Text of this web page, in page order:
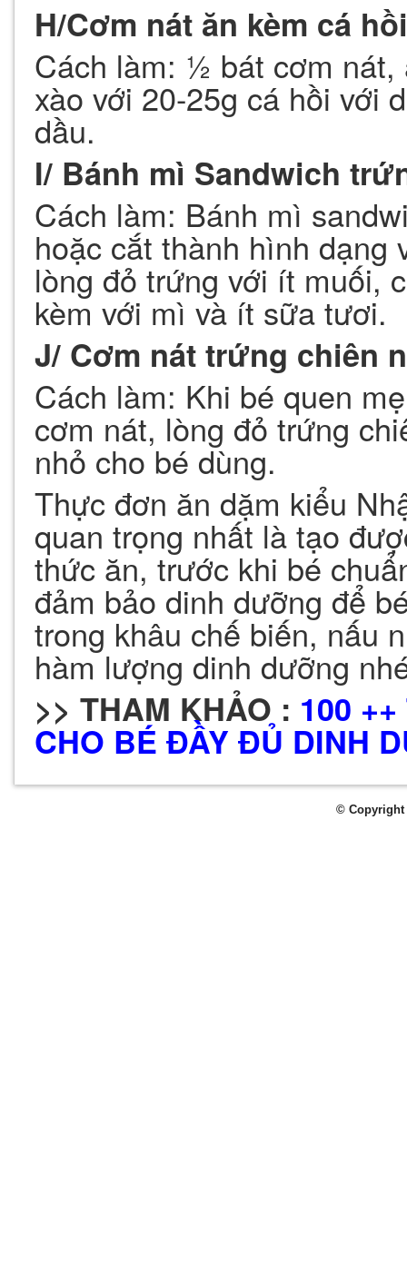
H/Cơm nát ăn kèm cá
Cách làm: ½ bát cơm nát,
xào với 20-25g cá hồi với
dầu.
I/ Bánh mì Sandwich
Cách làm: Bánh mì
hoặc cắt thành hình
lòng đỏ trứng với ít muối,
kèm với mì và ít sữa tươi.
J/ Cơm nát trứng chiên
Cách làm: Khi bé quen
cơm nát, lòng đỏ trứng
nhỏ cho bé dùng.
Thực đơn ăn dặm kiểu
quan trọng nhất là tạo
thức ăn, trước khi bé
đảm bảo dinh dưỡng để
trong khâu chế biến, nấu
hàm lượng dinh dưỡng
>> THAM KHẢO : 100
CHO BÉ ĐẦY ĐỦ DINH
© Copyright